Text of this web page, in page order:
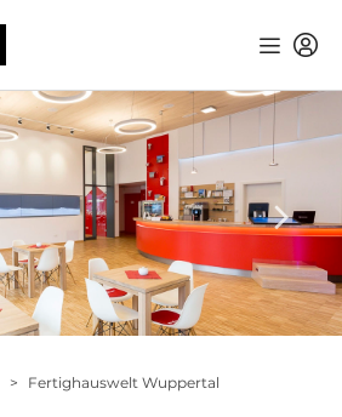
> Fertighauswelt Wuppertal